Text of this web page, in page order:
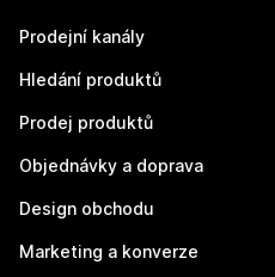
Prodejní kanály
Hledání produktů
Prodej produktů
Objednávky a doprava
Design obchodu
Marketing a konverze